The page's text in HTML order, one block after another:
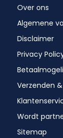
Over ons
Algemene
Disclaimer
Privacy
Verzenden
Wordt
Sitemap